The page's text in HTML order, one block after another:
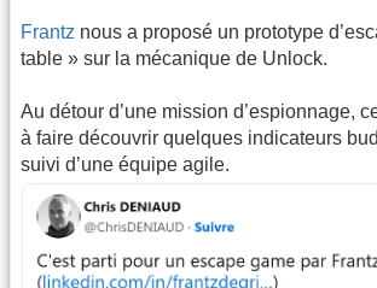
Frantz nous a proposé un prototype
table » sur la mécanique de Unlock.
Au détour d’une mission d’espionnage,
à faire découvrir quelques indicateurs
suivi d’une équipe agile.